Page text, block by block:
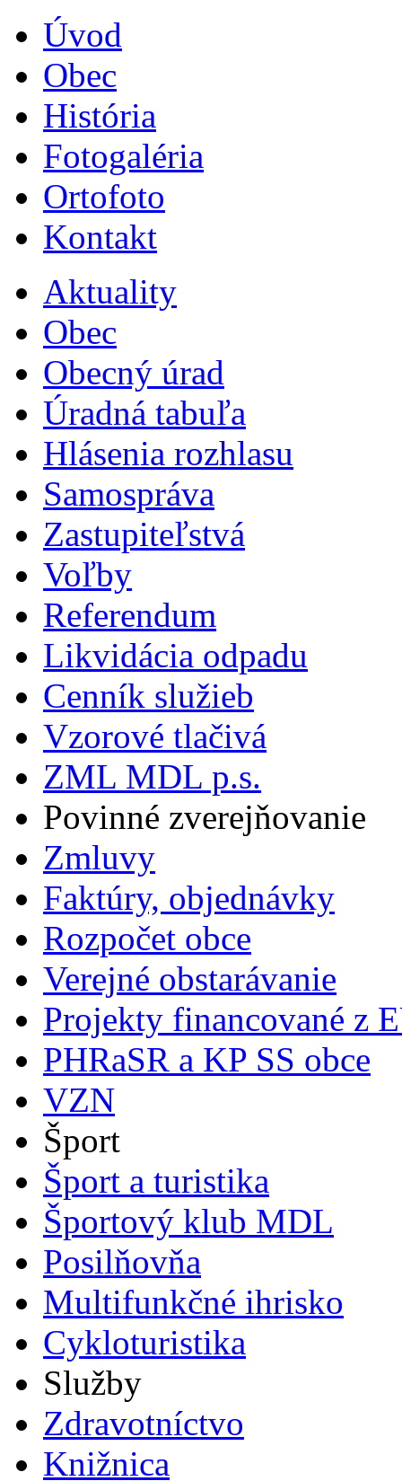
Úvod
Obec
História
Fotogaléria
Ortofoto
Kontakt
Aktuality
Obec
Obecný úrad
Úradná tabuľa
Hlásenia rozhlasu
Samospráva
Zastupiteľstvá
Voľby
Referendum
Likvidácia odpadu
Cenník služieb
Vzorové tlačivá
ZML MDL p.s.
Povinné zverejňovanie
Zmluvy
Faktúry, objednávky
Rozpočet obce
Verejné obstarávanie
Projekty financované z
PHRaSR a KP SS obce
VZN
Šport
Šport a turistika
Športový klub MDL
Posilňovňa
Multifunkčné ihrisko
Cykloturistika
Služby
Zdravotníctvo
Knižnica